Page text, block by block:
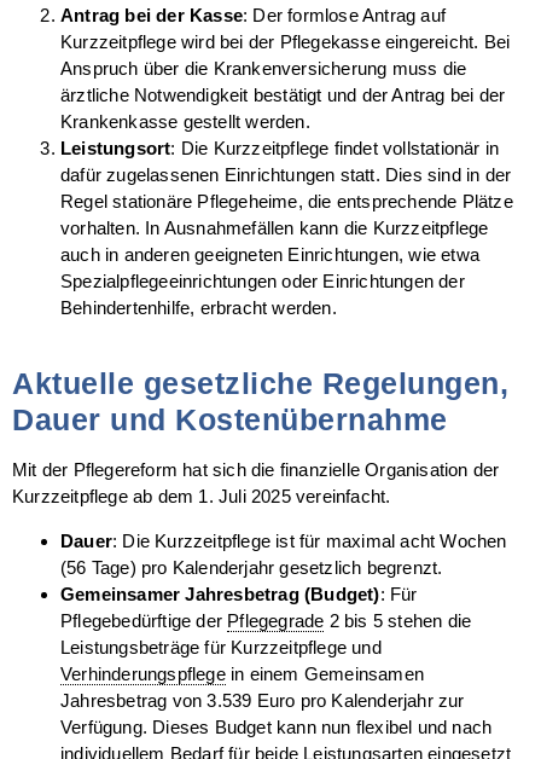
Antrag bei der Kasse: Der formlose Antrag auf
Kurzzeitpflege wird bei der Pflegekasse eingereicht. Bei
Anspruch über die Krankenversicherung muss die
ärztliche Notwendigkeit bestätigt und der Antrag bei der
Krankenkasse gestellt werden.
Leistungsort: Die Kurzzeitpflege findet vollstationär in
dafür zugelassenen Einrichtungen statt. Dies sind in der
Regel stationäre Pflegeheime, die entsprechende Plätze
vorhalten. In Ausnahmefällen kann die Kurzzeitpflege
auch in anderen geeigneten Einrichtungen, wie etwa
Spezialpflegeeinrichtungen oder Einrichtungen der
Behindertenhilfe, erbracht werden.
Aktuelle gesetzliche Regelungen,
Dauer und Kostenübernahme
Mit der Pflegereform hat sich die finanzielle Organisation der
Kurzzeitpflege ab dem 1. Juli 2025 vereinfacht.
Dauer: Die Kurzzeitpflege ist für maximal acht Wochen
(56 Tage) pro Kalenderjahr gesetzlich begrenzt.
Gemeinsamer Jahresbetrag (Budget): Für
Pflegebedürftige der Pflegegrade 2 bis 5 stehen die
Leistungsbeträge für Kurzzeitpflege und
Verhinderungspflegein einem Gemeinsamen
Jahresbetrag von 3.539 Euro pro Kalenderjahr zur
Verfügung. Dieses Budget kann nun flexibel und nach
individuellem Bedarf für beide Leistungsarten eingesetzt